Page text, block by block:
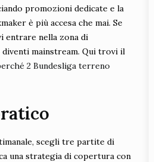
promozioni dedicate e la
è più accesa che mai. Se
entrare nella zona di
mainstream. Qui trovi il
2 Bundesliga terreno
scegli tre partite di
una strategia di copertura con